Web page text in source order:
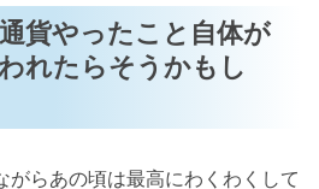
貨やったこと自体が
れたらそうかもし
がらあの頃は最高にわくわくして